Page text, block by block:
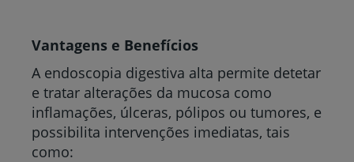
Vantagens e Benefícios
A endoscopia digestiva alta permite detetar
e tratar alterações da mucosa como
inflamações, úlceras, pólipos ou tumores, e
possibilita intervenções imediatas, tais
como: